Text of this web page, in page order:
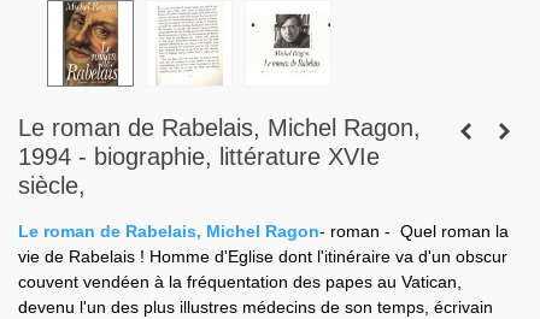
Le roman de Rabelais, Michel Ragon,
1994 - biographie, littérature XVIe
siècle,
Le roman de Rabelais, Michel Ragon- roman - Quel roman la
vie de Rabelais ! Homme d'Eglise dont l'itinéraire va d'un obscur
couvent vendéen à la fréquentation des papes au Vatican,
devenu l'un des plus illustres médecins de son temps, écrivain